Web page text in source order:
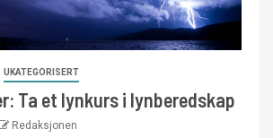
UKATEGORISERT
Ta et lynkurs i lynberedskap
Redaksjonen